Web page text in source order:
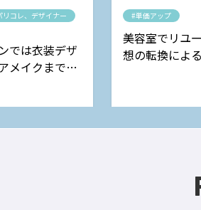
コレ、デザイナー
では衣装デザ
メイクまで担
#単価アップ
美容室でリユ
想の転換によ